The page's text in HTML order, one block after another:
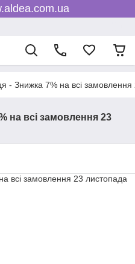
- Знижка 7% на всі замовлення
на всі замовлення 23